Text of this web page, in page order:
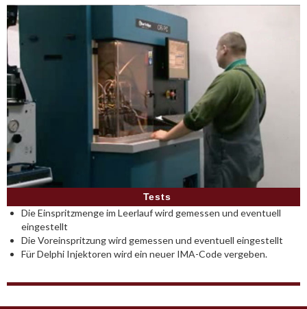
Tests
Die Einspritzmenge im Leerlauf wird gemessen und eventuell
eingestellt
Die Voreinspritzung wird gemessen und eventuell eingestellt
Für Delphi Injektoren wird ein neuer IMA-Code vergeben.